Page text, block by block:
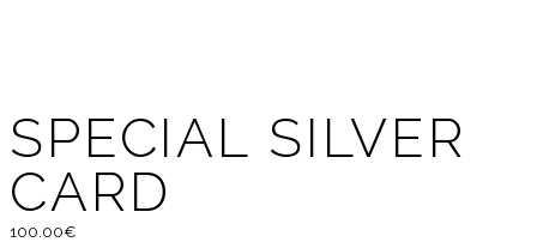
SPECIAL SILVER
CARD
100.00€